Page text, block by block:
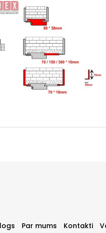
Par mums Kontakti